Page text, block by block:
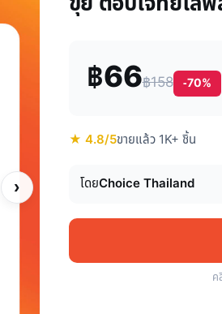
›
฿66฿158 -70%
★ 4.8/5ขายแล้ว 1K+ ชิ้น
โดยChoice Thailand
ค